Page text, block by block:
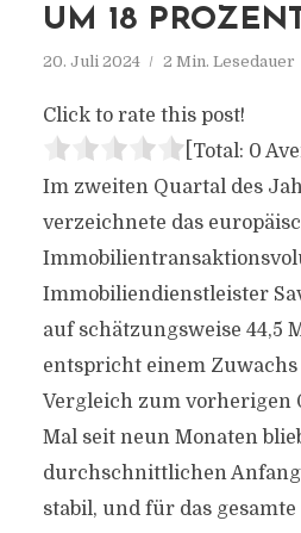
UM 18
20. Juli 2024 2 Min. Lesedauer
Click to rate this post!
[Total: 0
Im zweiten Quartal des
verzeichnete das
Immobiliendienstleister
auf schätzungsweise 44,5
entspricht einem Zuwachs
Vergleich zum vorherigen
Mal seit neun Monaten
durchschnittlichen
stabil, und für das